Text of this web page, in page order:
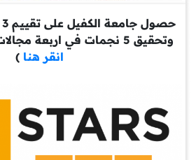
وتحقيق 5 نجمات في اربعة مجالات مختلفة للتقييم (
انقر هنا)